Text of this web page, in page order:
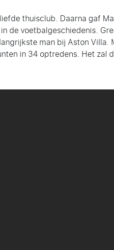
thuisclub. Daarna gaf
de voetbalgeschiedenis.
man bij Aston Villa.
in 34 optredens. Het zal